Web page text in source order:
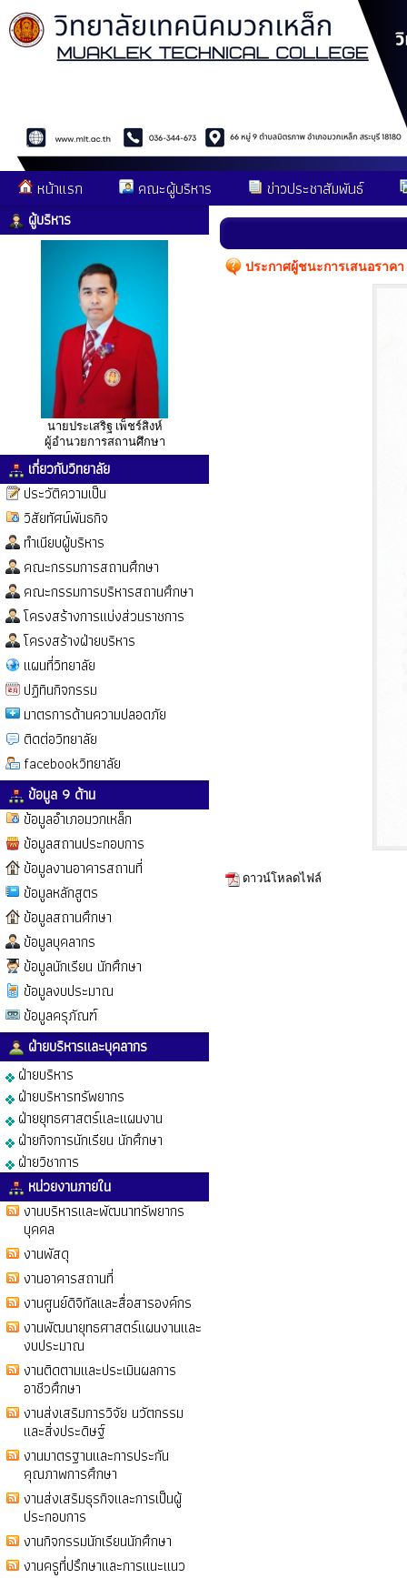
หน้าแรก คณะผู้บริหาร ข่าวประชาสัมพันธ์
ผู้บริหาร
นายประเสริฐ เพ็ชร์สิงห์
ผู้อำนวยการสถานศึกษา
เกี่ยวกับวิทยาลัย
ประวัติความเป็น
วิสัยทัศน์พันธกิจ
ทำเนียบผู้บริหาร
คณะกรรมการสถานศึกษา
คณะกรรมการบริหารสถานศึกษา
โครงสร้างการแบ่งส่วนราชการ
โครงสร้างฝ่ายบริหาร
แผนที่วิทยาลัย
ปฏิทินกิจกรรม
มาตรการด้านความปลอดภัย
ติดต่อวิทยาลัย
facebookวิทยาลัย
ข้อมูล 9 ด้าน
ข้อมูลอำเภอมวกเหล็ก
ข้อมูลสถานประกอบการ
ข้อมูลงานอาคารสถานที่
ข้อมูลหลักสูตร
ข้อมูลสถานศึกษา
ข้อมูลบุคลากร
ข้อมูลนักเรียน นักศึกษา
ข้อมูลงบประมาณ
ข้อมูลครุภัณฑ์
ฝ่ายบริหารและบุคลากร
ฝ่ายบริหาร
ฝ่ายบริหารทรัพยากร
ฝ่ายยุทธศาสตร์และแผนงาน
ฝ่ายกิจการนักเรียน นักศึกษา
ฝ่ายวิชาการ
หน่วยงานภายใน
งานบริหารและพัฒนาทรัพยากร
บุคคล
งานพัสดุ
งานอาคารสถานที่
งานศูนย์ดิจิทัลและสื่อสารองค์กร
งานพัฒนายุทธศาสตร์แผนงานและ
งบประมาณ
งานติดตามและประเมินผลการ
อาชีวศึกษา
งานส่งเสริมการวิจัย นวัตกรรม
และสิ่งประดิษฐ์
งานมาตรฐานและการประกัน
คุณภาพการศึกษา
งานส่งเสริมธุรกิจและการเป็นผู้
ประกอบการ
งานกิจกรรมนักเรียนนักศึกษา
งานครูที่ปรึกษาและการแนะแนว
ประกาศผู้ชนะการเสนอราค
ดาวน์โหลดไฟล์